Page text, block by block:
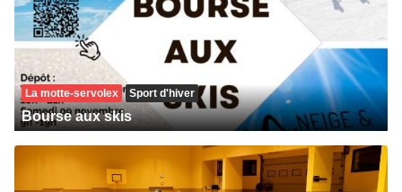
La motte-servolex Sport d'hiver
Bourse aux skis